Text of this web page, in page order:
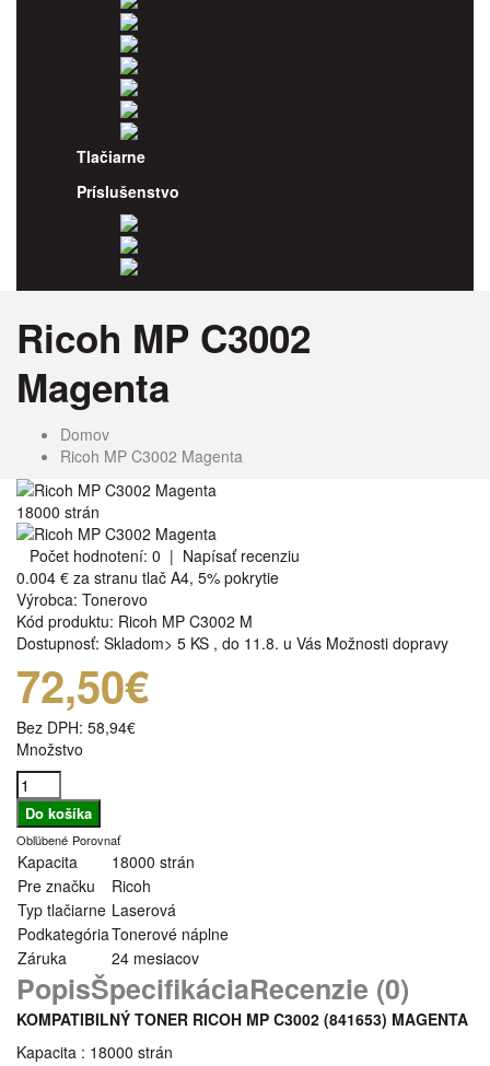
Tlačiarne
Príslušenstvo
Ricoh MP C3002
Magenta
Domov
Ricoh MP C3002 Magenta
18000 strán
Počet hodnotení: 0 | Napísať recenziu
0.004 € za stranu tlač A4, 5% pokrytie
Výrobca: Tonerovo
Kód produktu: Ricoh MP C3002 M
Dostupnosť: Skladom> 5 KS , do 11.8. u Vás Možnosti dopravy
72,50€
Bez DPH: 58,94€
Množstvo
Obľúbené Porovnať
Kapacita
18000 strán
Pre značku
Ricoh
Typ tlačiarne Laserová
PodkategóriaTonerové náplne
Záruka
24 mesiacov
PopisŠpecifikáciaRecenzie (0)
KOMPATIBILNÝ TONER RICOH MP C3002 (841653) MAGENTA
Kapacita : 18000 strán